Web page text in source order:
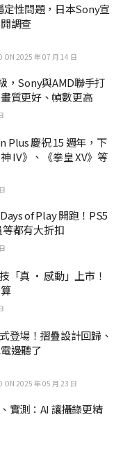
定性問題，日本Sony宣
調查
ON 2025 年 07 月 14 日
，Sony與AMD聯手打
質更好、幀數更高
Plus 慶祝 15 週年，下
IV》、《拳皇 XV》等
of Play 開跑！PS5
都有大折扣
「真 ‧ 感動」上市！
登場！摺疊設計回歸、
邊聽了
ON 2025 年 05 月 23 日
實測：AI 讓攝錄更精